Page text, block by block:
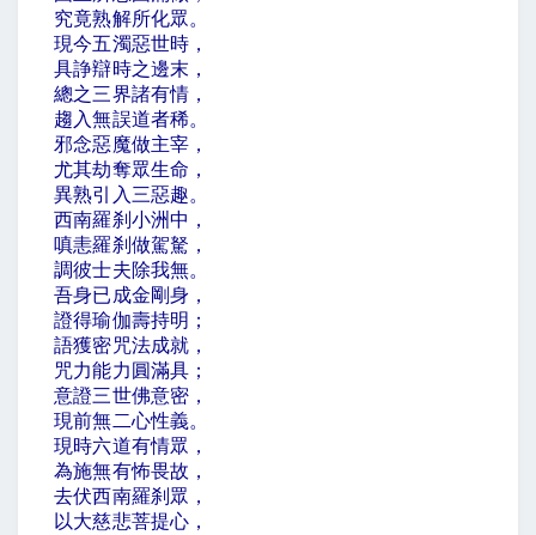
究竟熟解所化眾。
現今五濁惡世時，
具諍辯時之邊末，
總之三界諸有情，
趨入無誤道者稀。
邪念惡魔做主宰，
尤其劫奪眾生命，
異熟引入三惡趣。
西南羅刹小洲中，
嗔恚羅刹做駕駑，
調彼士夫除我無。
吾身已成金剛身，
證得瑜伽壽持明；
語獲密咒法成就，
咒力能力圓滿具；
意證三世佛意密，
現前無二心性義。
現時六道有情眾，
為施無有怖畏故，
去伏西南羅刹眾，
以大慈悲菩提心，